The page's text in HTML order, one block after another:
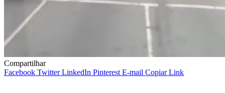
Compartilhar
Facebook Twitter LinkedIn Pinterest E-mail Copiar Link